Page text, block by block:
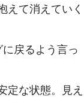
えて消えていく
戻るよう言っ
定な状態。見え